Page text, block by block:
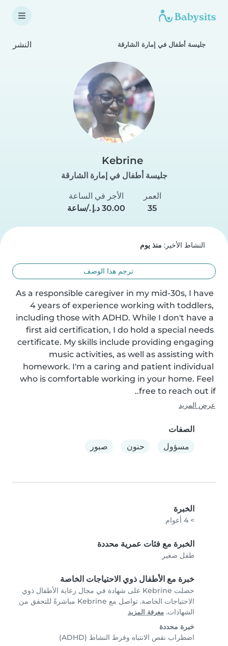
جليسة أطفال في إمارة الشارقة النشر
Kebrine
جليسة أطفال في إمارة الشارقة
العمر
35
الأجر في الساعة
النشاط الأخير: منذ يوم
ترجم هذا الوصف
As a responsible caregiver in my mid-30s, I have
4 years of experience working with toddlers,
including those with ADHD. While I don't have a
first aid certification, I do hold a special needs
certificate. My skills include providing engaging
music activities, as well as assisting with
homework. I'm a caring and patient individual
who is comfortable working in your home. Feel
free to reach out if..
عرض المزيد
الصفات
مسؤول
حنون صبور
الخبرة
> 4 أعوام
الخبرة مع فئات عمرية محددة
طفل صغير
خبرة مع الأطفال ذوي الاحتياجات الخاصة
حصلت Kebrine على شهادة في مجال رعاية الأطفال ذوي
الاحتياجات الخاصة. تواصل مع Kebrine مباشرةً للتحقق من
الشهادات. معرفة المزيد
خبرة محددة
اضطراب نقص الانتباه وفرط النشاط (ADHD)